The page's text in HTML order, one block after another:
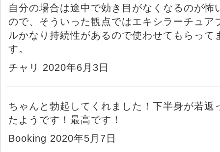
自分の場合は途中で効き目がなくなるのが怖
ので、そういった観点ではエキシラーチュア
ルかなり持続性があるので使わせてもらって
す。
チャリ 2020年6月3日
ちゃんと勃起してくれました！下半身が若返
たようです！最高です！
Booking 2020年5月7日